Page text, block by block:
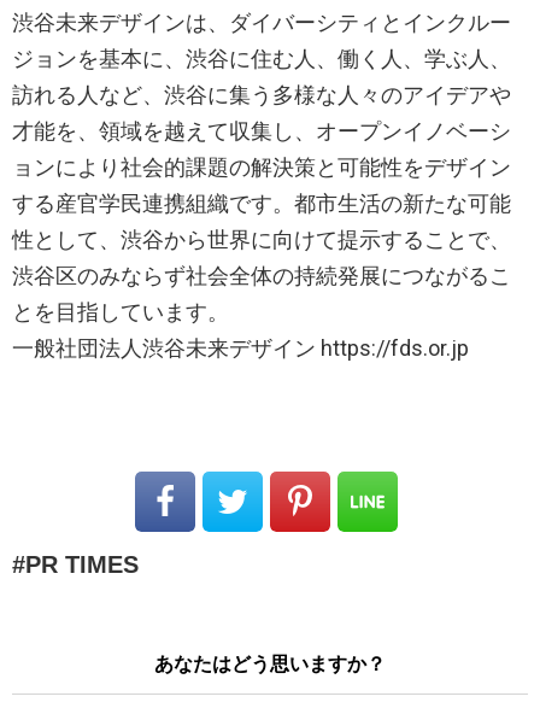
渋谷未来デザインは、ダイバーシティとインクルー
ジョンを基本に、渋谷に住む人、働く人、学ぶ人、
訪れる人など、渋谷に集う多様な人々のアイデアや
才能を、領域を越えて収集し、オープンイノベーシ
ョンにより社会的課題の解決策と可能性をデザイン
する産官学民連携組織です。都市生活の新たな可能
性として、渋谷から世界に向けて提示することで、
渋谷区のみならず社会全体の持続発展につながるこ
とを目指しています。
一般社団法人渋谷未来デザイン https://fds.or.jp
PR TIMES
あなたはどう思いますか？